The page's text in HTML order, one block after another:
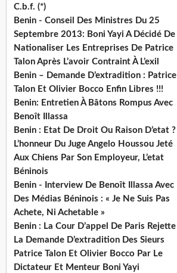
C.b.f. (*)
Benin - Conseil Des Ministres Du 25
Septembre 2013: Boni Yayi A Décidé De
Nationaliser Les Entreprises De Patrice
Talon Après L’avoir Contraint À L’exil
Benin – Demande D’extradition : Patrice
Talon Et Olivier Bocco Enfin Libres !!!
Benin: Entretien À Bâtons Rompus Avec
Benoît Illassa
Benin : Etat De Droit Ou Raison D’etat ?
L’honneur Du Juge Angelo Houssou Jeté
Aux Chiens Par Son Employeur, L’etat
Béninois
Benin - Interview De Benoît Illassa Avec
Des Médias Béninois : « Je Ne Suis Pas
Achete, Ni Achetable »
Benin : La Cour D’appel De Paris Rejette
La Demande D’extradition Des Sieurs
Patrice Talon Et Olivier Bocco Par Le
Dictateur Et Menteur Boni Yayi